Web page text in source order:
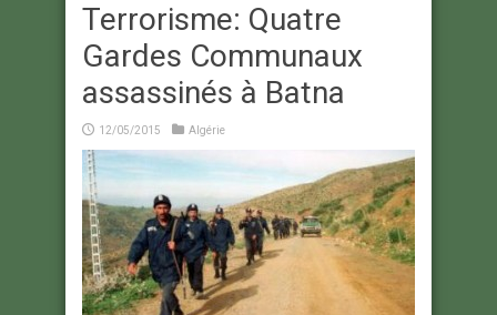
Terrorisme: Quatre
Gardes Communaux
assassinés à Batna
12/05/2015 Algérie